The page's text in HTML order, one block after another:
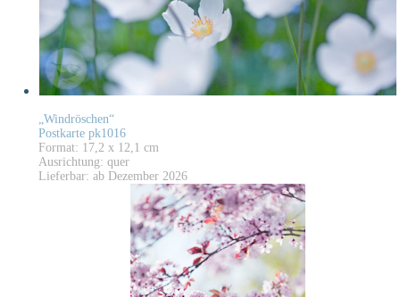
„Windröschen“
Postkarte pk1016
Format: 17,2 x 12,1 cm
Ausrichtung: quer
Lieferbar: ab Dezember 2026